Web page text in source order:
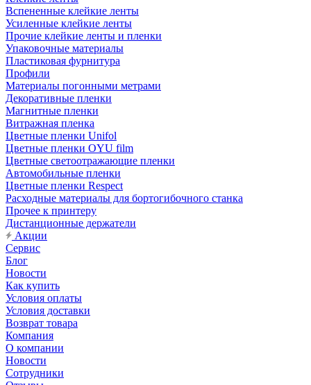
Вспененные клейкие ленты
Усиленные клейкие ленты
Прочие клейкие ленты и пленки
Упаковочные материалы
Пластиковая фурнитура
Профили
Материалы погонными метрами
Декоративные пленки
Магнитные пленки
Витражная пленка
Цветные пленки Unifol
Цветные пленки OYU film
Цветные светоотражающие пленки
Автомобильные пленки
Цветные пленки Respect
Расходные материалы для бортогибочного станка
Прочее к принтеру
Дистанционные держатели
Акции
Сервис
Блог
Новости
Как купить
Условия оплаты
Условия доставки
Возврат товара
Компания
О компании
Новости
Сотрудники